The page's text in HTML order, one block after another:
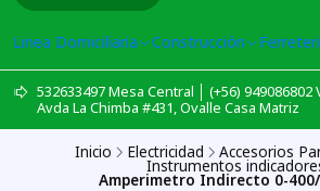
Linea Domiciliaria Construcción
532633497 Mesa Central │ (+56) 949086802
Avda La Chimba #431, Ovalle Casa Matriz
Inicio Electricidad Accesorios
Instrumentos
Amperimetro Indirecto 0-400/